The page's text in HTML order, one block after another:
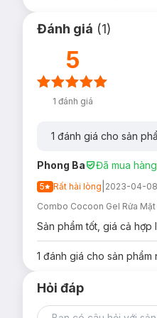
hoá từ bên ngoài
Độ an toàn:
Không chứa cồn,
Nơi khô ráo thoáng
Tránh ánh nắng
Đậy nắp kín sau khi
Thông số sản phẩm:
Thương hiệu:
Xuất xứ thương
Đánh giá (1)
5
1 đánh giá
1 đánh giá cho sản
Phong Ba Đã mua hàng
5 Rất hài lòng 2023-04-
Combo Cocoon Gel Rửa
Sản phẩm tốt, giá cả hợp
1 đánh giá cho sản phẩm
Hỏi đáp